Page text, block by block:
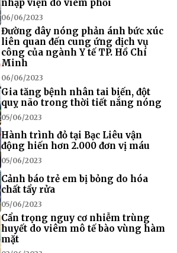
nhập viện do viêm phổi
06/06/2023
Đường dây nóng phản ánh bức xúc
liên quan đến cung ứng dịch vụ
công của ngành Y tế TP. Hồ Chí
Minh
06/06/2023
Gia tăng bệnh nhân tai biến, đột
quỵ não trong thời tiết nắng nóng
05/06/2023
Hành trình đỏ tại Bạc Liêu vận
động hiến hơn 2.000 đơn vị máu
05/06/2023
Cảnh báo trẻ em bị bỏng do hóa
chất tẩy rửa
05/06/2023
Cẩn trọng nguy cơ nhiễm trùng
huyết do viêm mô tế bào vùng hàm
mặt